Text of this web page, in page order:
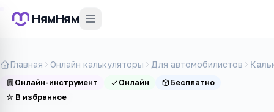
НямНям
Главная Онлайн калькуляторы Для автомобилистов
Онлайн-инструмент Онлайн
Бесплатно
☆ В избранное